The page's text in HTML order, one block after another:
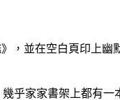
，並在空白頁印上
乎家家書架上都有